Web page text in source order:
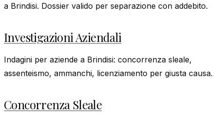
a Brindisi. Dossier valido per separazione con addebito.
Investigazioni Aziendali
Indagini per aziende a Brindisi: concorrenza sleale,
assenteismo, ammanchi, licenziamento per giusta causa.
Concorrenza Sleale